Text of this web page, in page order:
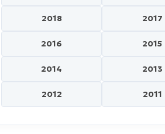
2018 2017
2016 2015
2014 2013
2012 2011